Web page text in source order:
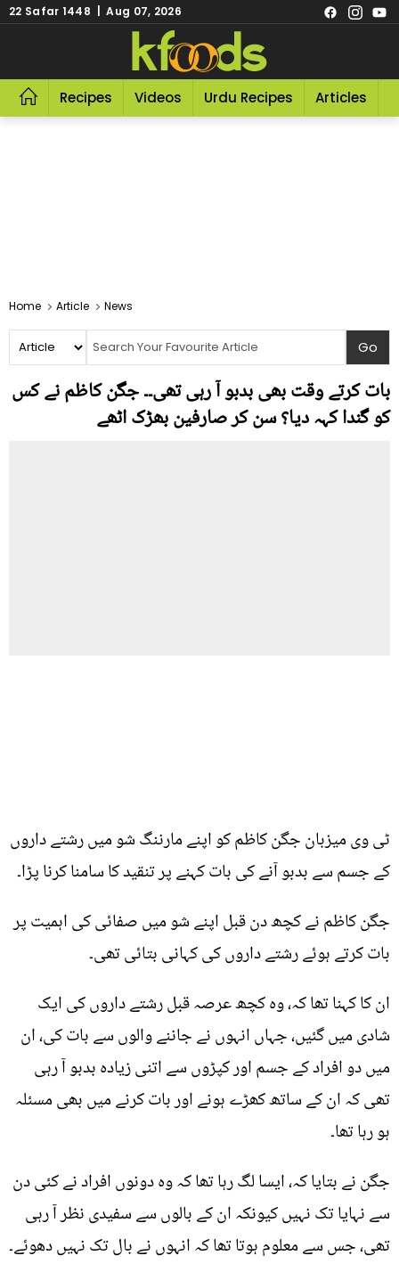
22 Safar 1448 | Aug 07, 2026
Recipes Videos Urdu Recipes Articles
Home Article News
بات کرتے وقت بھی بدبو آ رہی تھی۔۔ جگن کاظم نے کس
کو گندا کہہ دیا؟ سن کر صارفین بھڑک اٹھے
ٹی وی میزبان جگن کاظم کو اپنے مارننگ شو میں رشتے داروں
کے جسم سے بدبو آنے کی بات کہنے پر تنقید کا سامنا کرنا پڑا۔
جگن کاظم نے کچھ دن قبل اپنے شو میں صفائی کی اہمیت پر
بات کرتے ہوئے رشتے داروں کی کہانی بتائی تھی۔
ان کا کہنا تھا کہ، وہ کچھ عرصہ قبل رشتے داروں کی ایک
شادی میں گئیں، جہاں انہوں نے جاننے والوں سے بات کی، ان
میں دو افراد کے جسم اور کپڑوں سے اتنی زیادہ بدبو آ رہی
تھی کہ ان کے ساتھ کھڑے ہونے اور بات کرنے میں بھی مسئلہ
ہو رہا تھا۔
جگن نے بتایا کہ، ایسا لگ رہا تھا کہ وہ دونوں افراد نے کئی دن
سے نہایا تک نہیں کیونکہ ان کے بالوں سے سفیدی نظر آ رہی
تھی، جس سے معلوم ہوتا تھا کہ انہوں نے بال تک نہیں دھوئے۔